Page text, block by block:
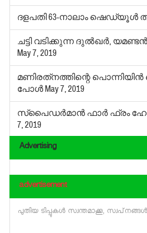
ദളപതി 63-നാലാം ഷെഡ്യൂള്‍
ചട്ടി വടിക്കുന്ന ദുല്‍ഖര്‍,
May 7, 2019
മണിരത്‌നത്തിന്റെ
പോള്‍ May 7, 2019
സ്‌പൈഡര്‍മാന്‍ ഫാര്‍ ഫ്രം
7, 2019
Advertising
advertisement
പുതിയ ടിപ്പുകള്‍ സ്വന്തമാക്കൂ,